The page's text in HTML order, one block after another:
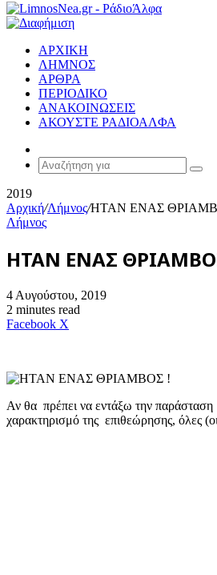
ΑΡΧΙΚΗ
ΛΗΜΝΟΣ
ΑΡΘΡΑ
ΠΕΡΙΟΔΙΚΟ
ΑΝΑΚΟΙΝΩΣΕΙΣ
ΑΚΟΥΣΤΕ ΡΑΔΙΟΑΛΦΑ
Article
2019
Αρχική/Λήμνος/ΗΤΑΝ ΕΝΑΣ
Λήμνος
ΗΤΑΝ ΕΝΑΣ
4 Αυγούστου, 2019
2 minutes read
Facebook X
Αν θα πρέπει να εντάξω την
χαρακτηρισμό της επιθεώρησης, όλες